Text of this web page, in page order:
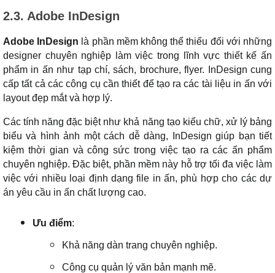
2.3. Adobe InDesign
Adobe InDesign là phần mềm không thể thiếu đối với những
designer chuyên nghiệp làm việc trong lĩnh vực thiết kế ấn
phẩm in ấn như tạp chí, sách, brochure, flyer. InDesign cung
cấp tất cả các công cụ cần thiết để tạo ra các tài liệu in ấn với
layout đẹp mắt và hợp lý.
Các tính năng đặc biệt như khả năng tạo kiểu chữ, xử lý bảng
biểu và hình ảnh một cách dễ dàng, InDesign giúp bạn tiết
kiệm thời gian và công sức trong việc tạo ra các ấn phẩm
chuyên nghiệp. Đặc biệt, phần mềm này hỗ trợ tối đa việc làm
việc với nhiều loại định dạng file in ấn, phù hợp cho các dự
án yêu cầu in ấn chất lượng cao.
Ưu điểm:
Khả năng dàn trang chuyên nghiệp.
Công cụ quản lý văn bản mạnh mẽ.